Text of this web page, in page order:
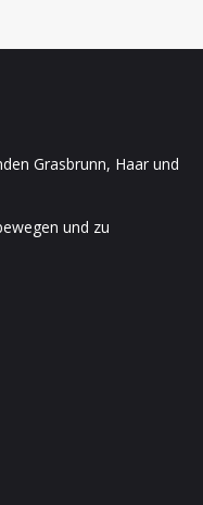
Grasbrunn, Haar und
und zu